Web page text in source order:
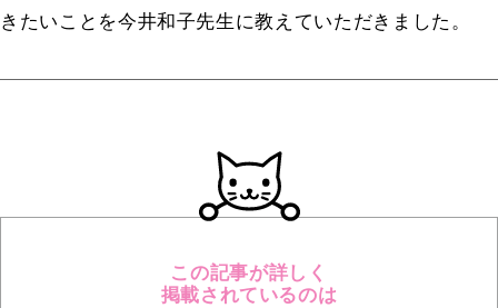
きたいことを今井和子先生に教えていただきました。
この記事が詳しく
掲載されているのは